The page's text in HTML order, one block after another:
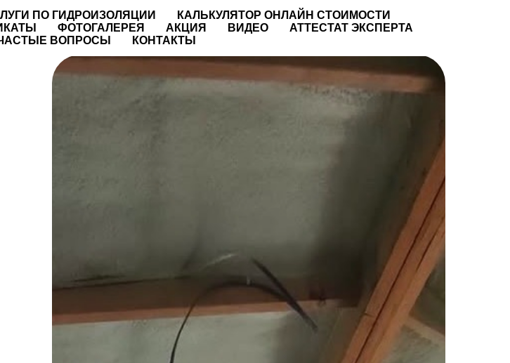
ПО ГИДРОИЗОЛЯЦИИ
КАЛЬКУЛЯТОР ОНЛАЙН СТОИМОСТИ
ФОТОГАЛЕРЕЯ АКЦИЯ ВИДЕО
АТТЕСТАТ ЭКСПЕРТА
ВОПРОСЫ
КОНТАКТЫ